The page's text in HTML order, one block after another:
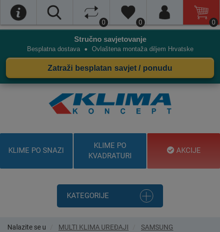
0 0 0
Stručno savjetovanje
Besplatna dostava • Ovlaštena montaža diljem Hrvatske
Zatraži besplatan savjet / ponudu
KLIME PO SNAZI
KLIME PO
KVADRATURI
AKCIJE
KATEGORIJE
Nalazite se u MULTI KLIMA UREĐAJI SAMSUNG